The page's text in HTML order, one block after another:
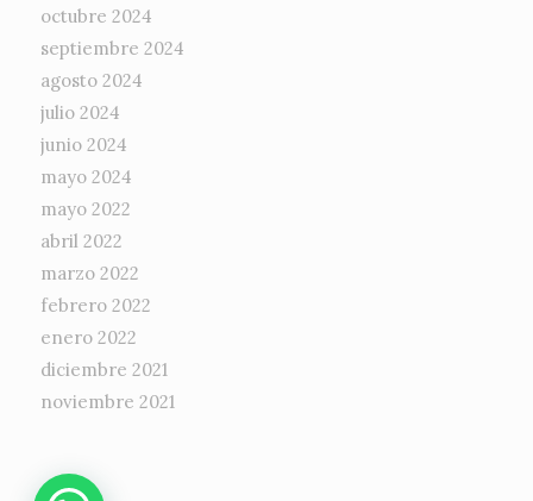
octubre 2024
septiembre 2024
agosto 2024
julio 2024
junio 2024
mayo 2024
mayo 2022
abril 2022
marzo 2022
febrero 2022
enero 2022
diciembre 2021
noviembre 2021